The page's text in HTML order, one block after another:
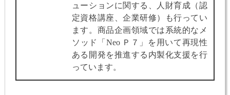
ューションに関する、人財育成（認
定資格講座、企業研修）も行ってい
ます。商品企画領域では系統的なメ
ソッド「Neo Ｐ７」を用いて再現性
ある開発を推進する内製化支援を行
っています。